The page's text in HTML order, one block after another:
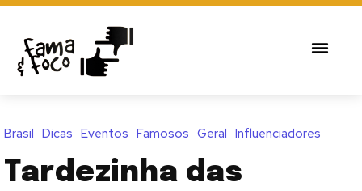
Brasil Dicas Eventos Famosos Geral Influenciadores
Tardezinha das